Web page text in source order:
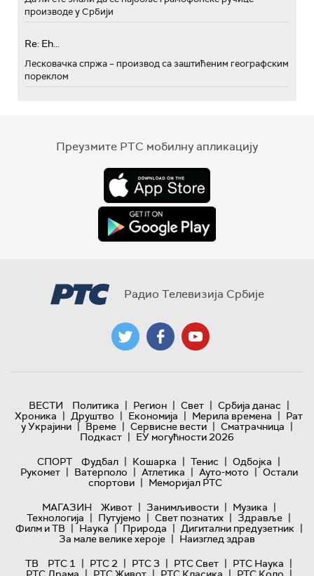
производе у Србији
Re: Eh...
Лесковачка спржа – производ са заштићеним географским
пореклом
Преузмите РТС мобилну апликацију
Радио Телевизија Србије
ВЕСТИ Политика | Регион | Свет | Србија данас |
Хроника | Друштво | Економија | Мерила времена | Рат
у Украјини | Време | Сервисне вести | Сматрачница |
Подкаст | ЕУ могућности 2026
СПОРТ
Фудбал | Кошарка | Тенис | Одбојка |
Рукомет | Ватерполо | Атлетика | Ауто-мото | Остали
спортови | Меморијал РТС
МАГАЗИН
Живот | Занимљивости | Музика |
Технологијa | Путујемо | Свет познатих | Здравље |
Филм и ТВ | Наука | Природа | Дигитални предузетник |
За мале велике хероје | Наизглед здрав
ТВ
РТС 1 | РТС 2 | РТС 3 | РТС Свет | РТС Наука |